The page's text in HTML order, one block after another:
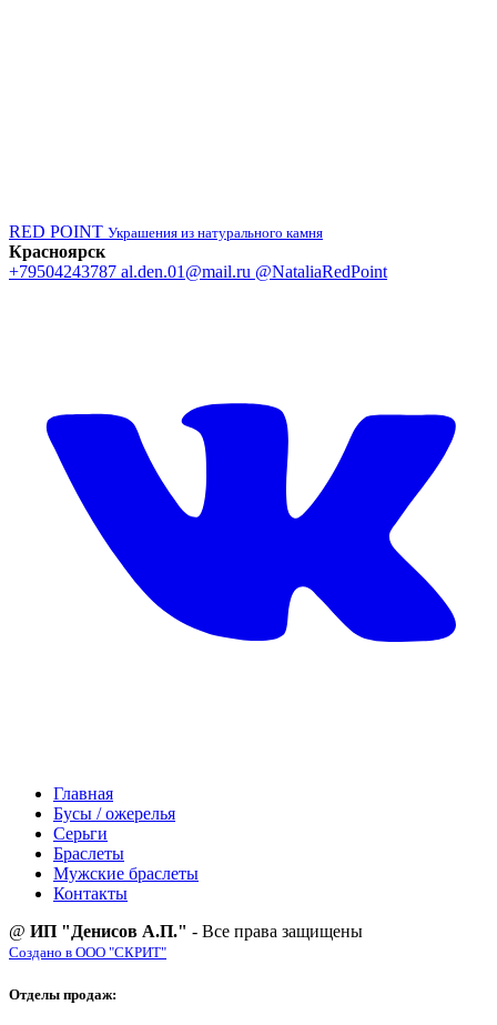
RED POINT Украшения из натурального камня
Красноярск
+79504243787 al.den.01@mail.ru @NataliaRedPoint
Главная
Бусы / ожерелья
Серьги
Браслеты
Мужские браслеты
Контакты
@ ИП "Денисов А.П." - Все права защищены
Создано в ООО "СКРИТ"
Отделы продаж: